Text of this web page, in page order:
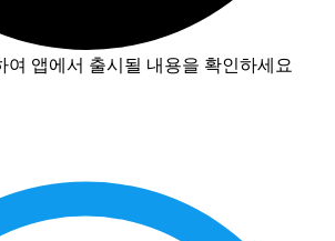
여 앱에서 출시될 내용을 확인하세요